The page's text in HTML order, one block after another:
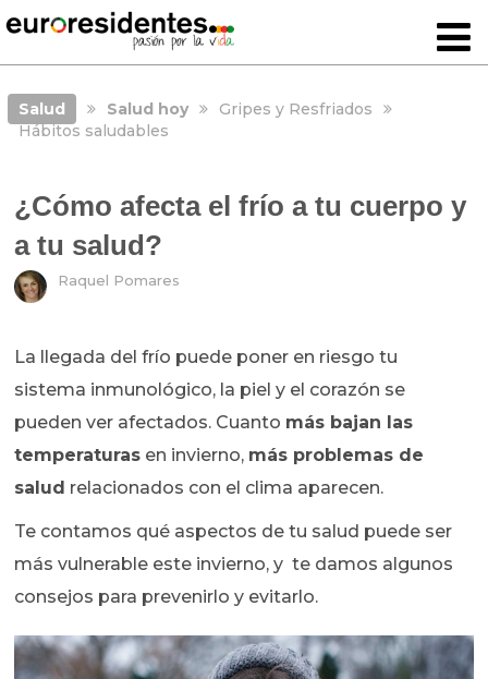
Salud Salud hoy
Gripes y Resfriados
Hábitos saludables
¿Cómo afecta el frío a tu cuerpo y
a tu salud?
Raquel Pomares
La llegada del frío puede poner en riesgo tu
sistema inmunológico, la piel y el corazón se
pueden ver afectados. Cuanto más bajan las
temperaturas en invierno, más problemas de
salud relacionados con el clima aparecen.
Te contamos qué aspectos de tu salud puede ser
más vulnerable este invierno, y te damos algunos
consejos para prevenirlo y evitarlo.